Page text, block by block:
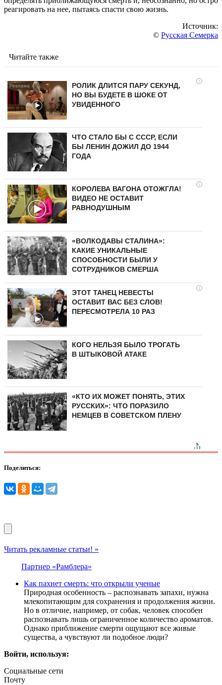
реагировать на нее, пытаясь спасти свою жизнь.
Источник:
© Русская Семерка
Читайте также
i
РОЛИК ДЛИТСЯ ПАРУ СЕКУНД,
НО ВЫ БУДЕТЕ В ШОКЕ ОТ
УВИДЕННОГО
ЧТО СТАЛО БЫ С СССР, ЕСЛИ
БЫ ЛЕНИН ДОЖИЛ ДО 1944
ГОДА
i
КОРОЛЕВА ВАГОНА ОТОЖГЛА!
ВИДЕО НЕ ОСТАВИТ
РАВНОДУШНЫМ
«ВОЛКОДАВЫ СТАЛИНА»:
КАКИЕ УНИКАЛЬНЫЕ
СПОСОБНОСТИ БЫЛИ У
СОТРУДНИКОВ СМЕРША
i
ЭТОТ ТАНЕЦ НЕВЕСТЫ
ОСТАВИТ ВАС БЕЗ СЛОВ!
ПЕРЕСМОТРЕЛА 10 РАЗ
КОГО НЕЛЬЗЯ БЫЛО ТРОГАТЬ
В ШТЫКОВОЙ АТАКЕ
«КТО ИХ МОЖЕТ ПОНЯТЬ, ЭТИХ
РУССКИХ»: ЧТО ПОРАЗИЛО
НЕМЦЕВ В СОВЕТСКОМ ПЛЕНУ
Поделиться:
Читать рекламные статьи! »
Партнер «Рамблера»
Как пахнет смерть: что открыли ученые
Природная особенность – распознавать запахи, нужна
млекопитающим для сохранения и продолжения жизни.
Но в отличие, например, от собак, человек способен
распознавать лишь ограниченное количество ароматов.
Однако приближение смерти ощущают все живые
существа, а чувствуют ли подобное люди?
Войти, используя:
Социальные сети
Почту